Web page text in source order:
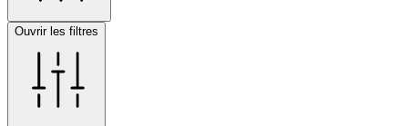
Ouvrir les filtres